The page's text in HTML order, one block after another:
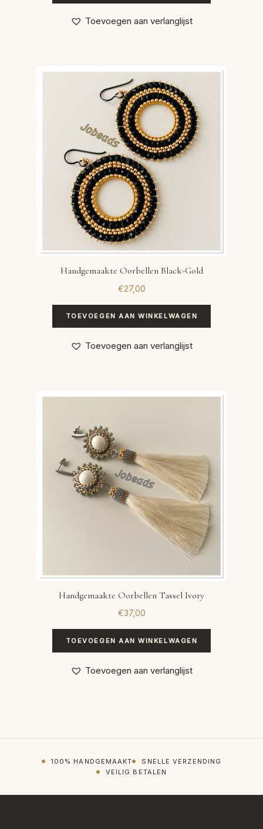
Toevoegen aan verlanglijst
Handgemaakte Oorbellen Black-Gold
€27,00
TOEVOEGEN AAN WINKELWAGEN
Toevoegen aan verlanglijst
Handgemaakte Oorbellen Tassel Ivory
€37,00
TOEVOEGEN AAN WINKELWAGEN
Toevoegen aan verlanglijst
100% HANDGEMAAKT
SNELLE VERZENDING
VEILIG BETALEN